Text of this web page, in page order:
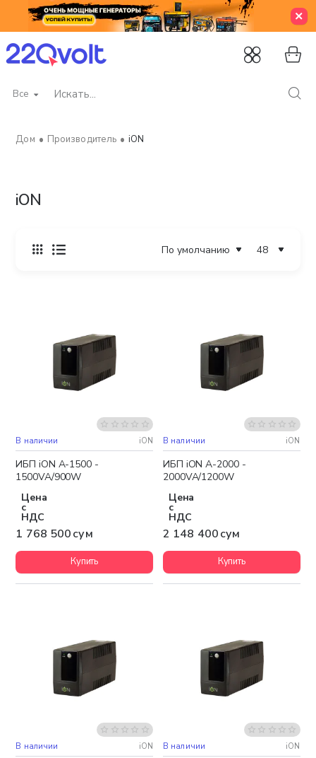
Все
Искать...
iON
Производитель iON
Бесплатная доставка
В наличии iON
ИБП iON A-1500 -
1500VA/900W
Цена
с
НДС
1 768 500 сум
Купить
Бесплатная доставка
В наличии iON
ИБП iON A-2000 -
2000VA/1200W
Цена
с
НДС
2 148 400 сум
Купить
В наличии iON В наличии iON